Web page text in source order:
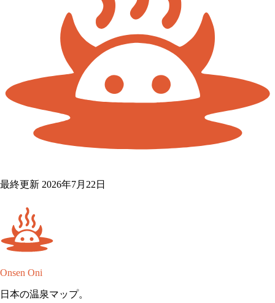
最終更新 2026年7月22日
Onsen Oni
日本の温泉マップ。